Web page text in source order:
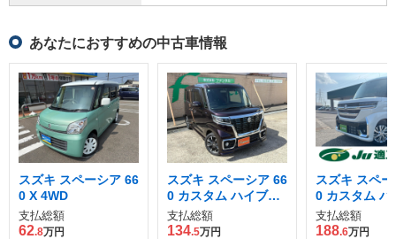
あなたにおすすめの中古車情報
スズキ スペーシア 66
0 X 4WD
支払総額
62.8万円
スズキ スペーシア 66
0 カスタム ハイブリ
ッド XS
支払総額
134.5万円
スズキ スペ
0 カスタム ハ
ッド GS
支払総額
188.6万円